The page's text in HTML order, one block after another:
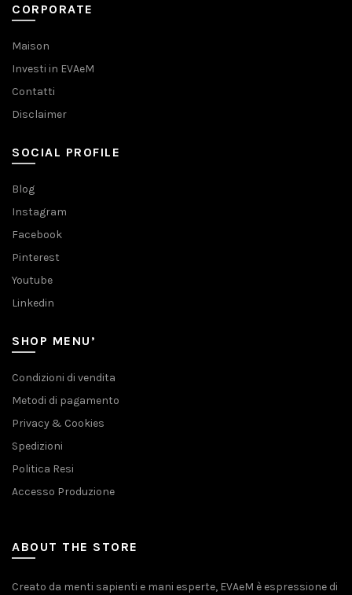
CORPORATE
Maison
Investi in EVAeM
Contatti
Disclaimer
SOCIAL PROFILE
Blog
Instagram
Facebook
Pinterest
Youtube
Linkedin
SHOP MENU’
Condizioni di vendita
Metodi di pagamento
Privacy & Cookies
Spedizioni
Politica Resi
Accesso Produzione
ABOUT THE STORE
Creato da menti sapienti e mani esperte, EVAeM è espressione di